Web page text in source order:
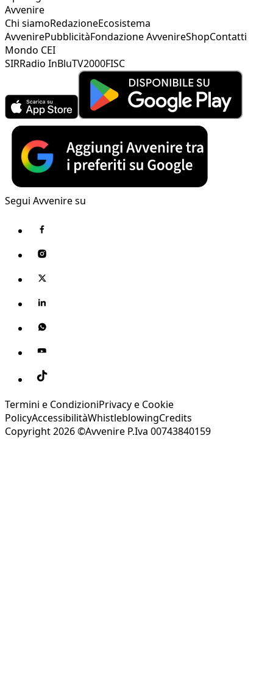
Avvenire
Chi siamoRedazioneEcosistema
AvvenirePubblicitàFondazione AvvenireShopContatti
Mondo CEI
SIRRadio InBluTV2000FISC
Segui Avvenire su
Termini e CondizioniPrivacy e Cookie
PolicyAccessibilitàWhistleblowingCredits
Copyright 2026 ©Avvenire P.Iva 00743840159